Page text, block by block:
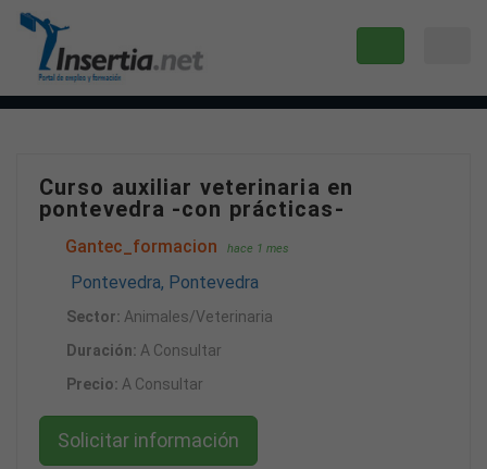
Curso auxiliar veterinaria en
pontevedra -con prácticas-
Gantec_formacion hace 1 mes
Pontevedra, Pontevedra
Sector: Animales/Veterinaria
Duración: A Consultar
Precio: A Consultar
Solicitar información